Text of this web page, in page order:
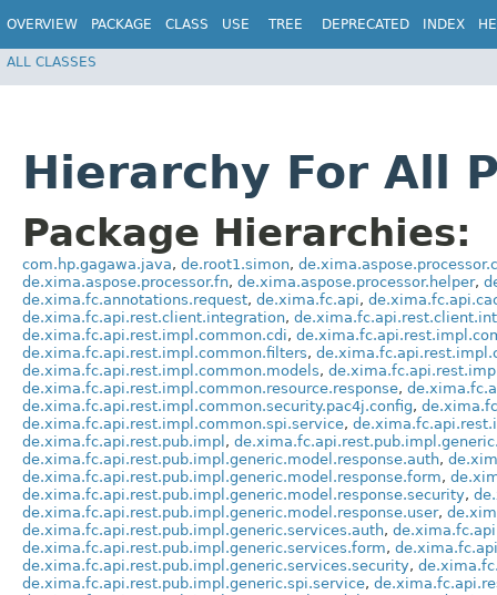
OVERVIEW PACKAGE CLASS USE TREE DEPRECATED INDEX
ALL CLASSES
Hierarchy For All
Package Hierarchies:
com.hp.gagawa.java, de.root1.simon,
de.xima.aspose.processor.fn, de.xima.aspose.processor.helper,
de.xima.fc.annotations.request, de.xima.fc.api,
de.xima.fc.api.rest.client.integration,
de.xima.fc.api.rest.impl.common.cdi,
de.xima.fc.api.rest.impl.common.filters,
de.xima.fc.api.rest.impl.common.models,
de.xima.fc.api.rest.impl.common.resource.response,
de.xima.fc.api.rest.impl.common.security.pac4j.config,
de.xima.fc.api.rest.impl.common.spi.service,
de.xima.fc.api.rest.pub.impl ,
de.xima.fc.api.rest.pub.impl.generic.model.response.auth,
de.xima.fc.api.rest.pub.impl.generic.model.response.form,
de.xima.fc.api.rest.pub.impl.generic.model.response.security,
de.xima.fc.api.rest.pub.impl.generic.model.response.user,
de.xima.fc.api.rest.pub.impl.generic.services.auth,
de.xima.fc.api.rest.pub.impl.generic.services.form,
de.xima.fc.api.rest.pub.impl.generic.services.security,
de.xima.fc.api.rest.pub.impl.generic.spi.service,